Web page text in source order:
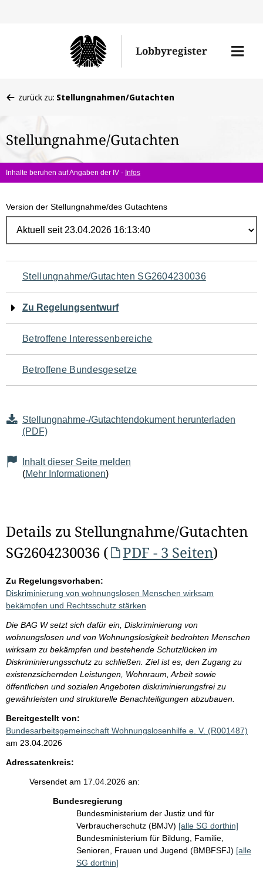
Lobbyregister
Menü
befinden
hier:
zurück zu: Stellungnahmen/Gutachten
Stellungnahme/Gutachten
Inhalte beruhen auf Angaben der IV - Infos
Version der Stellungnahme/des Gutachtens
Navigation
für
den
Seiteninhalt
Stellungnahme/Gutachten SG2604230036
Zu Regelungsentwurf
Betroffene Interessenbereiche
Betroffene Bundesgesetze
Stellungnahme-/Gutachtendokument herunterladen
(PDF)
Inhalt dieser Seite melden
(Mehr Informationen)
Details zu Stellungnahme/Gutachten
SG2604230036 (
PDF - 3 Seiten)
Zu Regelungsvorhaben:
Diskriminierung von wohnungslosen Menschen wirksam
bekämpfen und Rechtsschutz stärken
Die BAG W setzt sich dafür ein, Diskriminierung von
wohnungslosen und von Wohnungslosigkeit bedrohten Menschen
wirksam zu bekämpfen und bestehende Schutzlücken im
Diskriminierungsschutz zu schließen. Ziel ist es, den Zugang zu
existenzsichernden Leistungen, Wohnraum, Arbeit sowie
öffentlichen und sozialen Angeboten diskriminierungsfrei zu
gewährleisten und strukturelle Benachteiligungen abzubauen.
Bereitgestellt von:
Bundesarbeitsgemeinschaft Wohnungslosenhilfe e. V. (R001487)
am 23.04.2026
Adressatenkreis:
Versendet am 17.04.2026 an:
Bundesregierung
Bundesministerium der Justiz und für
Verbraucherschutz (BMJV) [alle SG dorthin]
Bundesministerium für Bildung, Familie,
Senioren, Frauen und Jugend (BMBFSFJ) [alle
SG dorthin]